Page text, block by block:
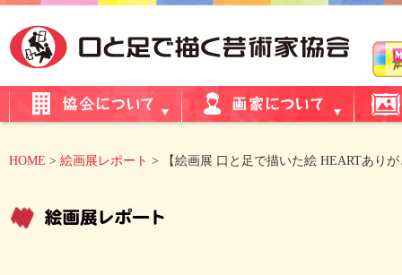
HOME > 絵画展レポート > 【絵画展 口と足で描いた絵 HEARTあり